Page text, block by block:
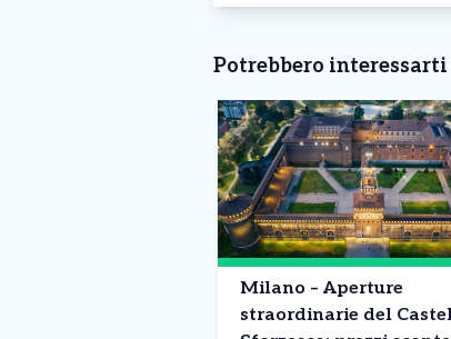
Potrebbero interessarti
Milano – Aperture
straordinarie del